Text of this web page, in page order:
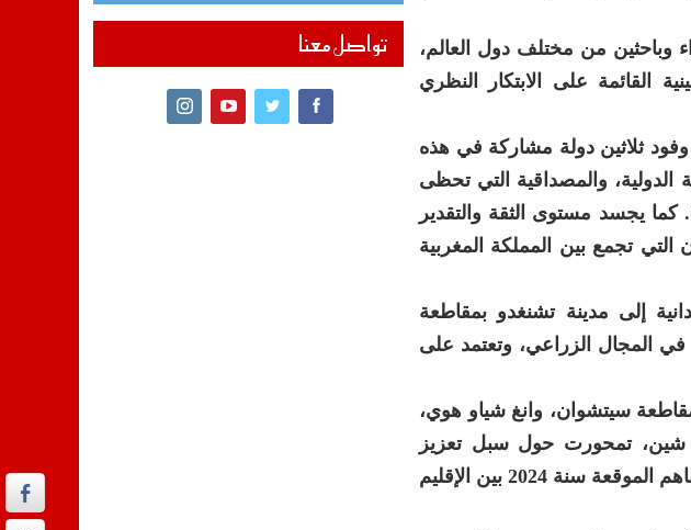
من مختلف دول العالم،
القائمة على الابتكار النظري
ثلاثين دولة مشاركة في هذه
الدولية، والمصداقية التي تحظى
كما يجسد مستوى الثقة والتقدير
التي تجمع بين المملكة المغربية
إلى مدينة تشنغدو بمقاطعة
المجال الزراعي، وتعتمد على
سيتشوان، وانغ شياو هوي،
شين، تمحورت حول سبل تعزيز
التعاون الثنائي بين إقليم سيتشوان والمملكة المغربية، لاسيما في إطار تفعيل مذكرة التفاهم الموقعة سنة 2024 بين الإقليم
تواصل معنا